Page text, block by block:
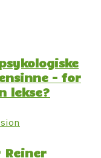
– for
lekse?